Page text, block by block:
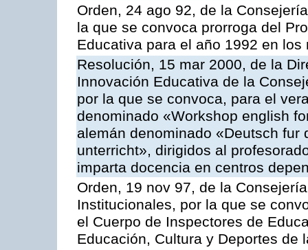
Orden, 24 ago 92, de la
la que se convoca prorroga del
Educativa para el año 1992 en
Resolución, 15 mar 2000, de la
Innovación Educativa de la
por la que se convoca, para el
denominado «Workshop english
alemán denominado «Deutsch
unterricht», dirigidos al
imparta docencia en centros
Orden, 19 nov 97, de la
Institucionales, por la que se
el Cuerpo de Inspectores de
Educación, Cultura y Deportes de